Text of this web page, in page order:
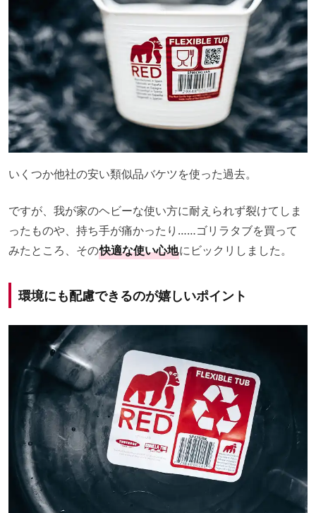
いくつか他社の安い類似品バケツを使った過去。
ですが、我が家のヘビーな使い方に耐えられず裂けてしま
ったものや、持ち手が痛かったり……ゴリラタブを買って
みたところ、その快適な使い心地にビックリしました。
環境にも配慮できるのが嬉しいポイント